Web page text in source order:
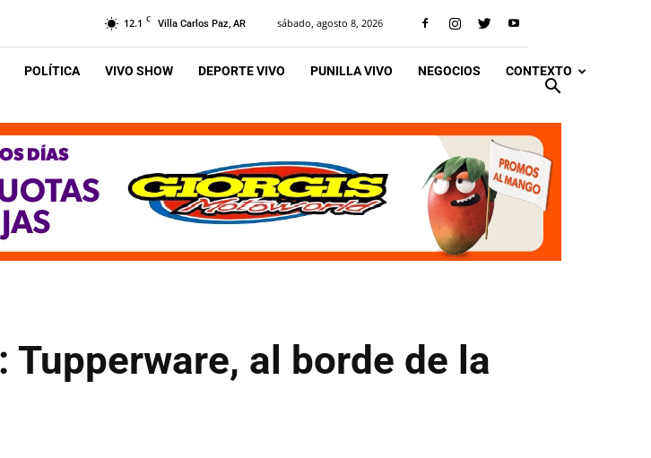
12.1 C Villa Carlos Paz, AR sábado, agosto 8, 2026
POLÍTICA VIVO SHOW DEPORTE VIVO PUNILLA VIVO NEGOCIOS CONTEXTO
al borde de la